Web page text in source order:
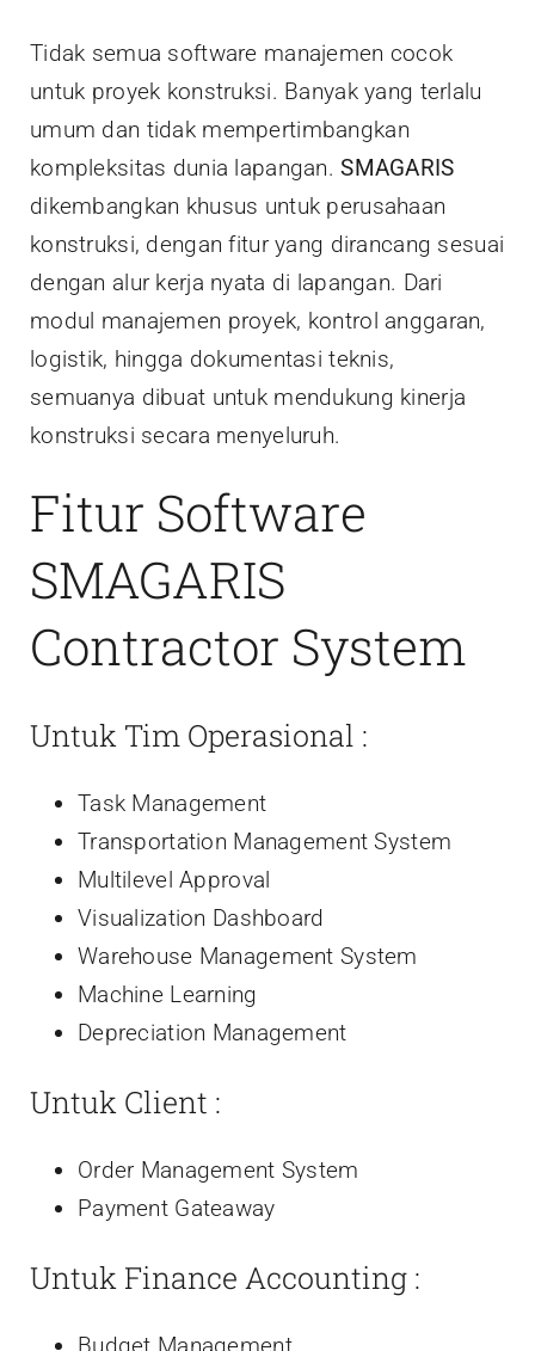
Tidak semua software manajemen cocok
untuk proyek konstruksi. Banyak yang terlalu
umum dan tidak mempertimbangkan
kompleksitas dunia lapangan.SMAGARIS
dikembangkan khusus untuk perusahaan
konstruksi, dengan fitur yang dirancang sesuai
dengan alur kerja nyata di lapangan. Dari
modul manajemen proyek, kontrol anggaran,
logistik, hingga dokumentasi teknis,
semuanya dibuat untuk mendukung kinerja
konstruksi secara menyeluruh.
Fitur Software
SMAGARIS
Contractor System
Untuk Tim Operasional :
Task Management
Transportation Management System
Multilevel Approval
Visualization Dashboard
Warehouse Management System
Machine Learning
Depreciation Management
Untuk Client :
Order Management System
Payment Gateaway
Untuk Finance Accounting :
Budget Management